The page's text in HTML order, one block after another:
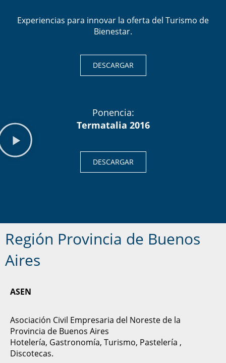
Experiencias para innovar la oferta del Turismo de
Bienestar.
DESCARGAR
Ponencia:
Termatalia 2016
DESCARGAR
Región Provincia de Buenos
Aires
ASEN
Asociación Civil Empresaria del Noreste de la
Provincia de Buenos Aires
Hotelería, Gastronomía, Turismo, Pastelería ,
Discotecas.